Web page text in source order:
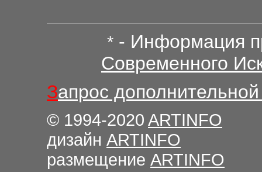
* - Информация
Современного
Запрос
© 1994-2020 ARTINFO
дизайн ARTINFO
размещение ARTINFO